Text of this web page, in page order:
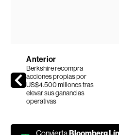
Anterior
Berkshire recompra
acciones propias por
US$4.500 millones tras
elevar sus ganancias
operativas